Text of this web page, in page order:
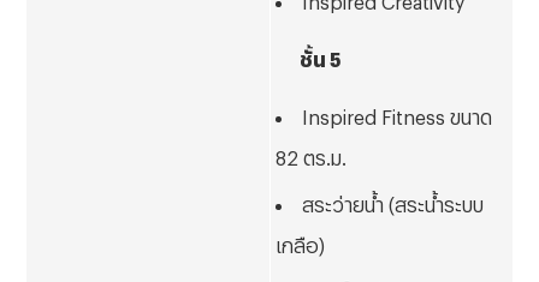
ชั้น 5
Inspired Fitness ขนาด
82 ตร.ม.
สระว่ายน้ำ (สระน้ำระบบ
เกลือ)